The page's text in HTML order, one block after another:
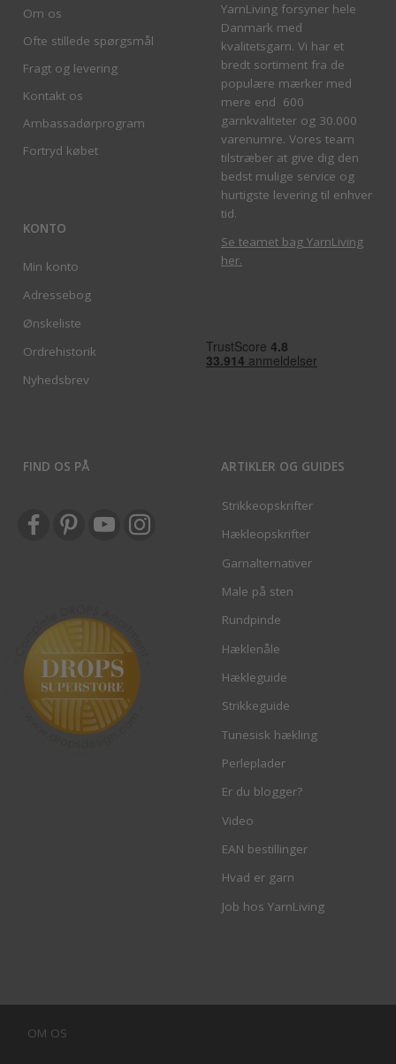
Om os
Ofte stillede spørgsmål
Fragt og levering
Kontakt os
Ambassadørprogram
Fortryd købet
KONTO
Min konto
Adressebog
Ønskeliste
Ordrehistorik
Nyhedsbrev
YarnLiving forsyner hele
Danmark med
kvalitetsgarn. Vi har et
bredt sortiment fra de
populære mærker med
mere end 600
garnkvaliteter og 30.000
varenumre. Vores team
tilstræber at give dig den
bedst mulige service og
hurtigste levering til enhver
tid.
Se teamet bag YarnLiving
her.
FIND OS PÅ ARTIKLER OG GUIDES
Strikkeopskrifter
Hækleopskrifter
Garnalternativer
Male på sten
Rundpinde
Hæklenåle
Hækleguide
Strikkeguide
Tunesisk hækling
Perleplader
Er du blogger?
Video
EAN bestillinger
Hvad er garn
Job hos YarnLiving
OM OS